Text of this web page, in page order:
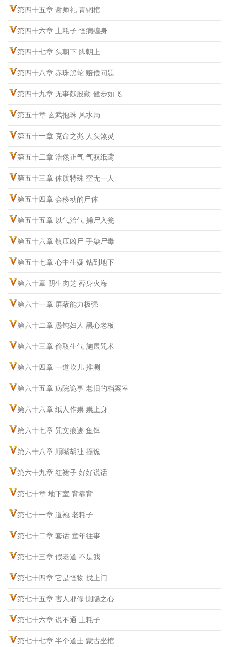
第四十五章 谢师礼 青铜棺
第四十六章 土耗子 怪病缠身
第四十七章 头朝下 脚朝上
第四十八章 赤珠黑蛇 赔偿问题
第四十九章 无事献殷勤 健步如飞
第五十章 玄武抱珠 风水局
第五十一章 克命之兆 人头煞灵
第五十二章 浩然正气 气驭纸鸢
第五十三章 体质特殊 空无一人
第五十四章 会移动的尸体
第五十五章 以气治气 捕尸入瓮
第五十六章 镇压凶尸 手染尸毒
第五十七章 心中生疑 钻到地下
第六十章 阴生肉芝 葬身火海
第六十一章 屏蔽能力极强
第六十二章 愚钝妇人 黑心老板
第六十三章 偷取生气 施展咒术
第六十四章 一道坎儿 推测
第六十五章 病院诡事 老旧的档案室
第六十六章 纸人作祟 祟上身
第六十七章 咒文痕迹 鱼饵
第六十八章 顺嘴胡扯 撞诡
第六十九章 红裙子 好好说话
第七十章 地下室 背靠背
第七十一章 道袍 老耗子
第七十二章 套话 童年往事
第七十三章 假老道 不是我
第七十四章 它是怪物 找上门
第七十五章 害人邪修 恻隐之心
第七十六章 说不通 土耗子
第七十七章 半个道士 蒙古坐棺